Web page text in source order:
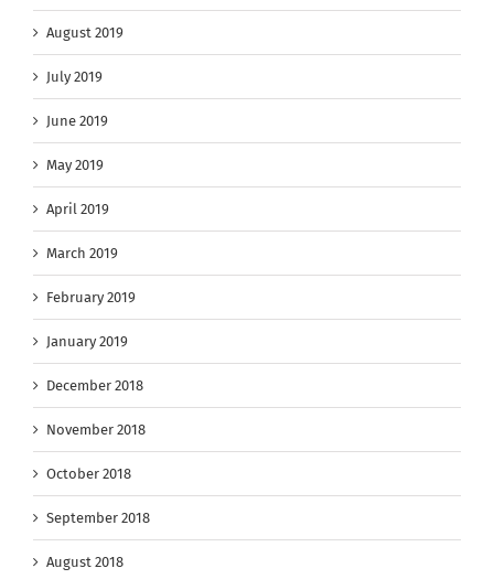
August 2019
July 2019
June 2019
May 2019
April 2019
March 2019
February 2019
January 2019
December 2018
November 2018
October 2018
September 2018
August 2018